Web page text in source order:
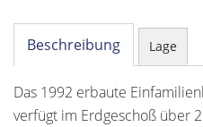
Beschreibung Lage
Das 1992 erbaute
verfügt im Erdgeschoß über